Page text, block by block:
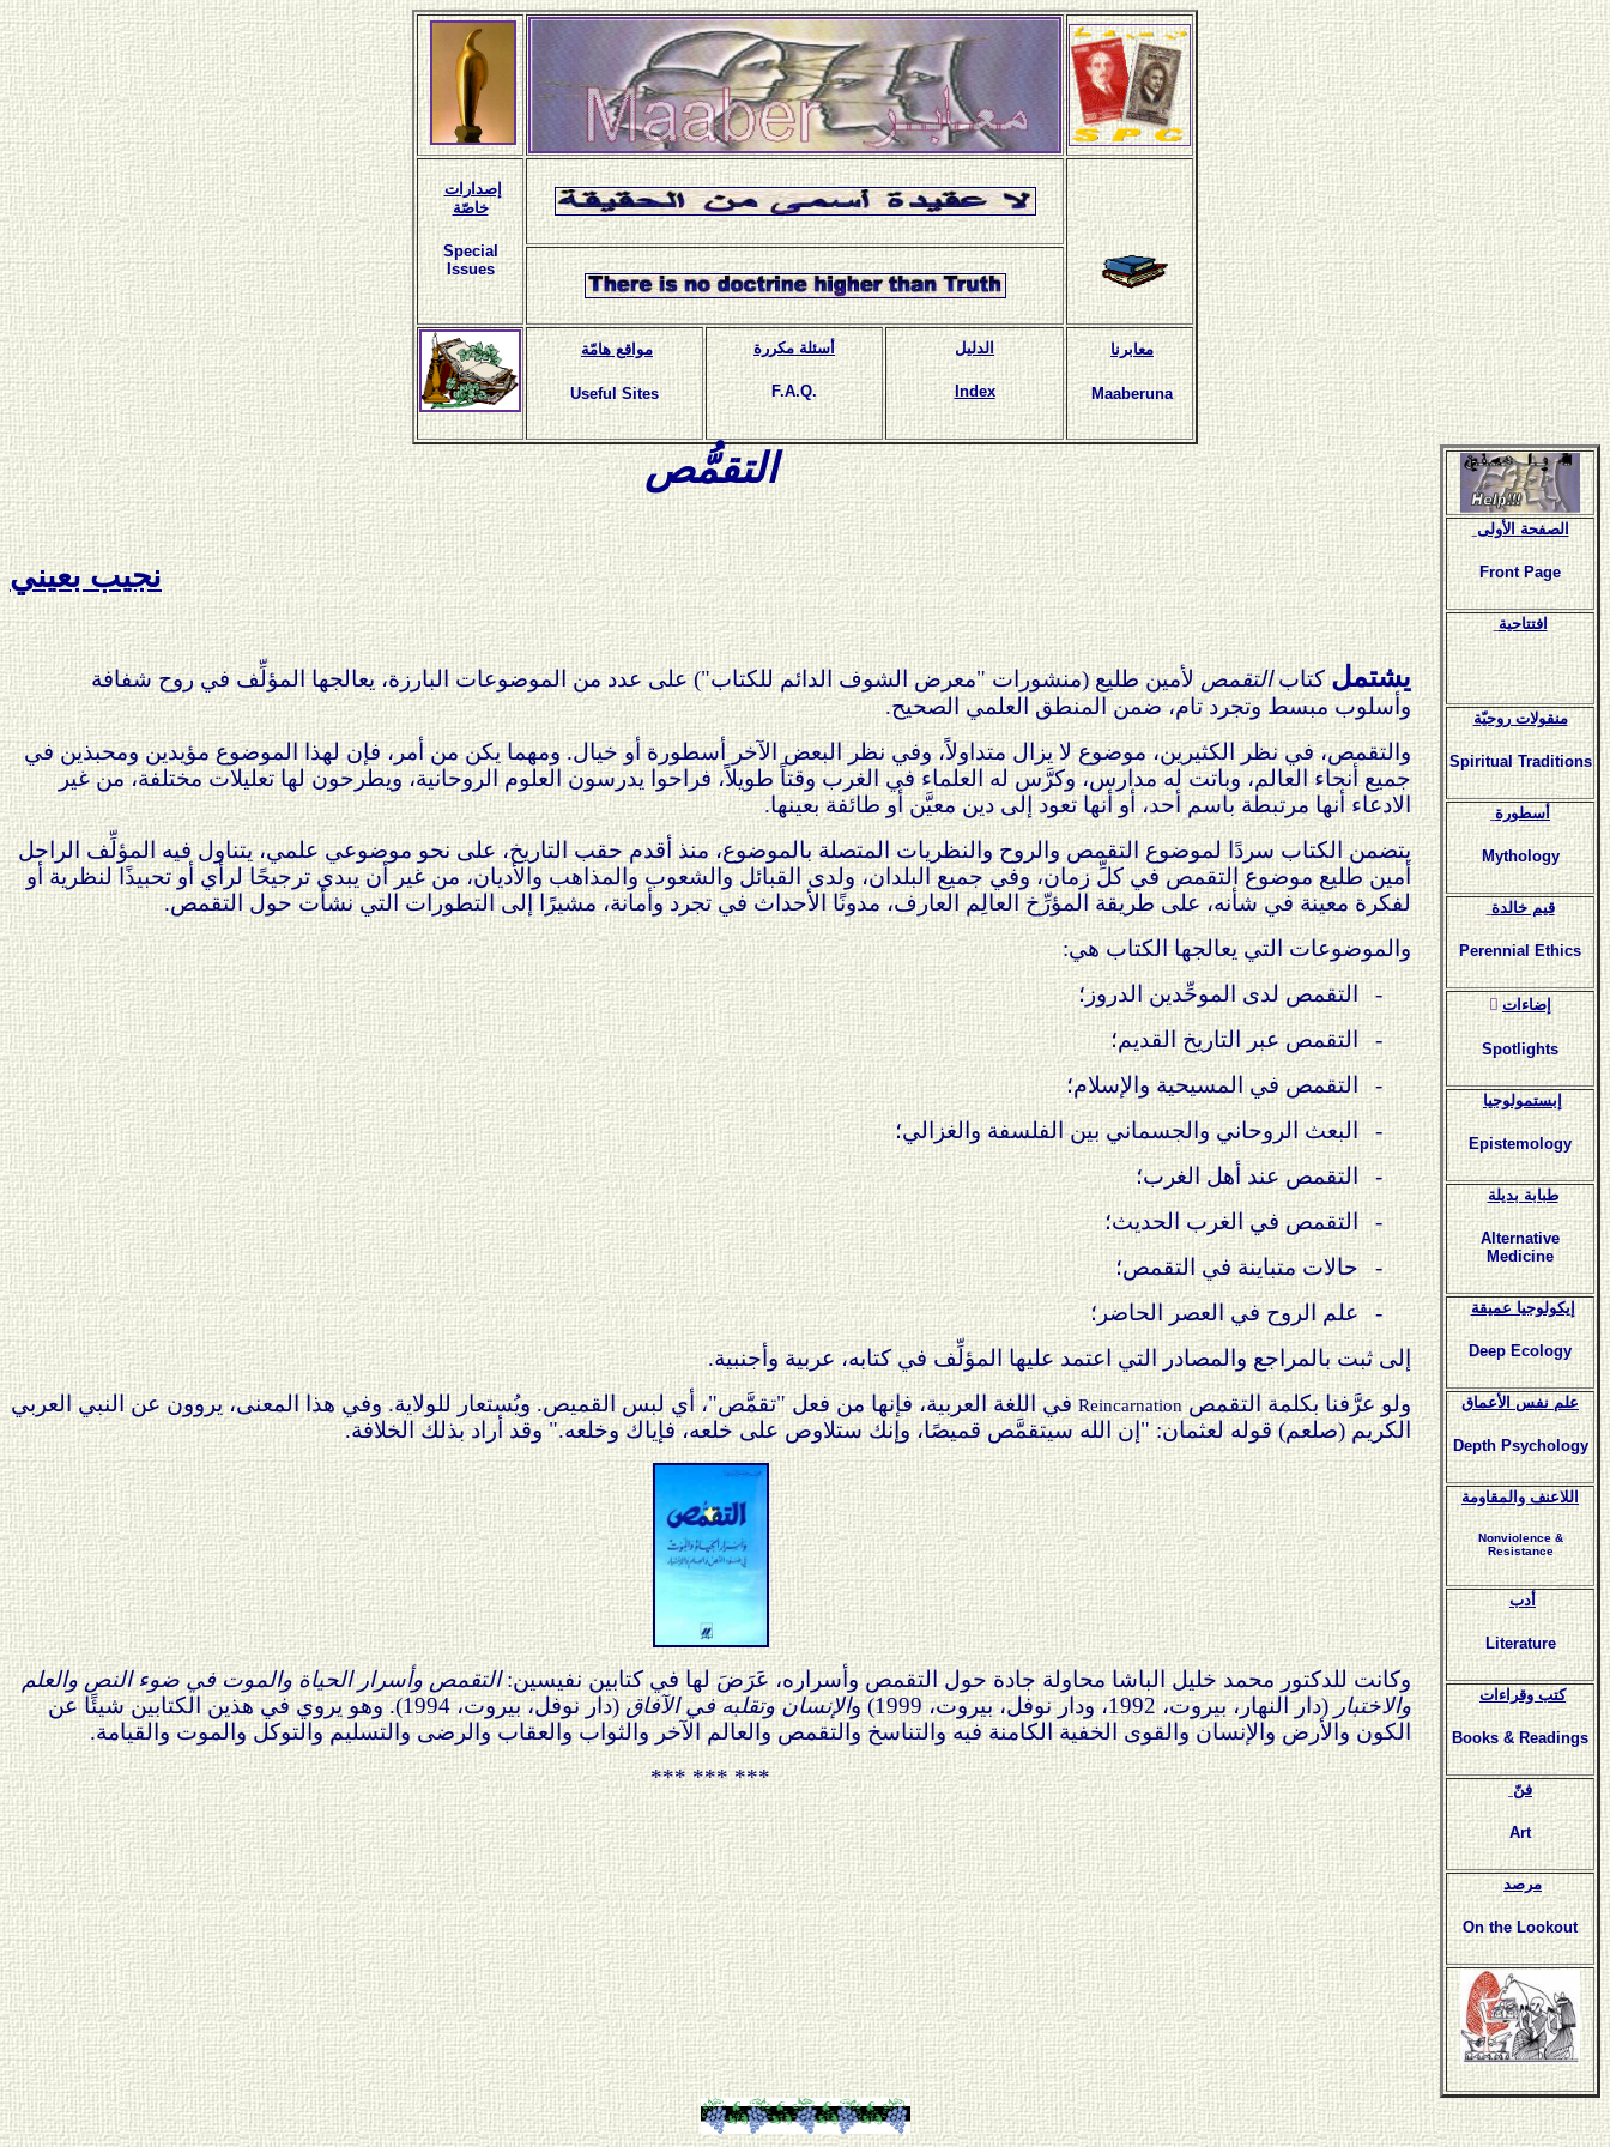
إصدارات
خاصّة
Special
Issues
مواقع هامّة
Useful Sites
أسئلة مكررة
F.A.Q.
الدليل
Index
معابرنا
Maaberuna
التقمُّص
نجيب بعيني
يشتملكتابالتقمصلأمين طليع (منشورات "معرض الشوف الدائم للكتاب") على عدد من الموضوعات البارزة، يعالجها المؤلِّف في روح شفافة
وأسلوب مبسط وتجرد تام، ضمن المنطق العلمي الصحيح.
والتقمص، في نظر الكثيرين، موضوع لا يزال متداولاً، وفي نظر البعض الآخر أسطورة أو خيال. ومهما يكن من أمر، فإن لهذا الموضوع مؤيدين ومحبذين في
جميع أنحاء العالم، وباتت له مدارس، وكرَّس له العلماء في الغرب وقتاً طويلاً، فراحوا يدرسون العلوم الروحانية، ويطرحون لها تعليلات مختلفة، من غير
الادعاء أنها مرتبطة باسم أحد، أو أنها تعود إلى دين معيَّن أو طائفة بعينها.
يتضمن الكتاب سردًا لموضوع التقمص والروح والنظريات المتصلة بالموضوع، منذ أقدم حقب التاريخ، على نحو موضوعي علمي، يتناول فيه المؤلِّف الراحل
أمين طليع موضوع التقمص في كلِّ زمان، وفي جميع البلدان، ولدى القبائل والشعوب والمذاهب والأديان، من غير أن يبدي ترجيحًا لرأي أو تحبيذًا لنظرية أو
لفكرة معينة في شأنه، على طريقة المؤرِّخ العالِم العارف، مدونًا الأحداث في تجرد وأمانة، مشيرًا إلى التطورات التي نشأت حول التقمص.
والموضوعات التي يعالجها الكتاب هي:
-
التقمص لدى الموحِّدين الدروز؛
-
التقمص عبر التاريخ القديم؛
-
التقمص في المسيحية والإسلام؛
-
البعث الروحاني والجسماني بين الفلسفة والغزالي؛
-
التقمص عند أهل الغرب؛
-
التقمص في الغرب الحديث؛
-
حالات متباينة في التقمص؛
-
علم الروح في العصر الحاضر؛
إلى ثبت بالمراجع والمصادر التي اعتمد عليها المؤلِّف في كتابه، عربية وأجنبية.
ولو عرَّفنا بكلمة التقمصReincarnation في اللغة العربية، فإنها من فعل "تقمَّص"، أي لبس القميص. ويُستعار للولاية. وفي هذا المعنى، يروون عن النبي العربي
الكريم (صلعم) قوله لعثمان: "إن الله سيتقمَّص قميصًا، وإنك ستلاوص على خلعه، فإياك وخلعه." وقد أراد بذلك الخلافة.
وكانت للدكتور محمد خليل الباشا محاولة جادة حول التقمص وأسراره، عَرَضَ لها في كتابين نفيسين:التقمص وأسرار الحياة والموت في ضوء النص والعلم
والاختبار(دار النهار، بيروت، 1992، ودار نوفل، بيروت، 1999) و الإنسان وتقلبه في الآفاق
(دار نوفل، بيروت، 1994). وهو يروي في هذين الكتابين شيئًا عن
الكون والأرض والإنسان والقوى الخفية الكامنة فيه والتناسخ والتقمص والعالم الآخر والثواب والعقاب والرضى والتسليم والتوكل والموت والقيامة.
*** *** ***
الصفحة الأولى
Front Page
افتتاحية
منقولات روحيّة
Spiritual Traditions
أسطورة
Mythology
قيم خالدة
Perennial Ethics
ٍإضاءات
Spotlights
إبستمولوجيا
Epistemology
طبابة بديلة
Alternative
Medicine
إيكولوجيا عميقة
Deep Ecology
علم نفس الأعماق
Depth Psychology
اللاعنف والمقاومة
Nonviolence &
Resistance
أدب
Literature
كتب وقراءات
Books & Readings
فنّ
Art
مرصد
On the Lookout